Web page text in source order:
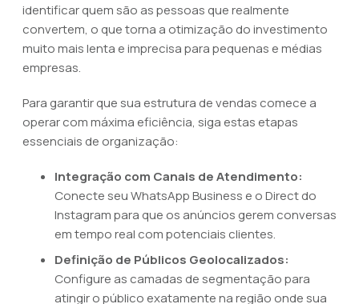
identificar quem são as pessoas que realmente
convertem, o que torna a otimização do investimento
muito mais lenta e imprecisa para pequenas e médias
empresas.
Para garantir que sua estrutura de vendas comece a
operar com máxima eficiência, siga estas etapas
essenciais de organização:
Integração com Canais de Atendimento:
Conecte seu WhatsApp Business e o Direct do
Instagram para que os anúncios gerem conversas
em tempo real com potenciais clientes.
Definição de Públicos Geolocalizados:
Configure as camadas de segmentação para
atingir o público exatamente na região onde sua